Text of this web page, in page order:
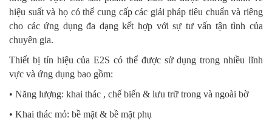
hiệu suất và họ có thể cung cấp các giải pháp tiêu chuẩn và riêng
cho các ứng dụng đa dạng kết hợp với sự tư vấn tận tình của
chuyên gia.
Thiết bị tín hiệu của E2S có thể được sử dụng trong nhiều lĩnh
vực và ứng dụng bao gồm:
• Năng lượng: khai thác , chế biến & lưu trữ trong và ngoài bờ
• Khai thác mỏ: bề mặt & bề mặt phụ